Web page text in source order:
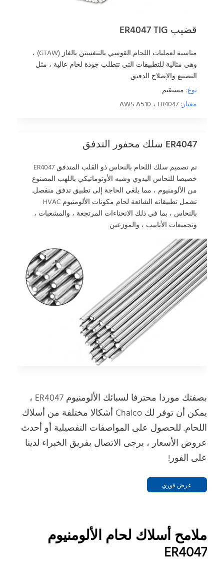
قضيب ER4047 TIG
مناسبة لعمليات اللحام القوسي بالتنغستن بالغاز (GTAW) ،
وهي مثالية للتطبيقات التي تتطلب جودة لحام عالية ، مثل
التصنيع والإصلاح الدقيق.
نوع: مستقيم
معيار: AWS A5.10 ، ER4047
ER4047 سلك محفور التدفق
تم تصميم سلك اللحام بالنحاس ذو القلب المتدفق ER4047
خصيصا للنحاس اليدوي وشبه الأوتوماتيكي باللهب المصنوع
من الألومنيوم ، مما يلغي الحاجة إلى تطبيق تدفق منفصل.
تشمل تطبيقاته الشائعة لحام مكونات الألومنيوم HVAC
بالنحاس ، بما في ذلك الانحناءات المرتجعة ، والمشعبات ،
وتجميعات الأنابيب ، والموزعين.
بصفتك موردا محترفا لسبائك الألومنيوم ER4047 ،
يمكن أن توفر لك Chalco أشكالا مختلفة من أسلاك
اللحام. للحصول على المواصفات التفصيلية أو أحدث
عروض الأسعار ، يرجى الاتصال بفريق الخبراء لدينا
على الفور!
عرض فوري
ملامح أسلاك لحام الألومنيوم
ER4047